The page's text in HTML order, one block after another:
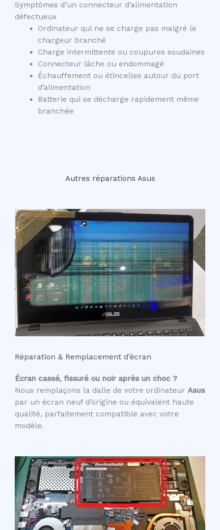
Symptômes d’un connecteur d’alimentation
défectueux
Ordinateur qui ne se charge pas malgré le
chargeur branché
Charge intermittente ou coupures soudaines
Connecteur lâche ou endommagé
Échauffement ou étincelles autour du port
d’alimentation
Batterie qui se décharge rapidement même
branchée
Autres réparations Asus
Réparation & Remplacement d’écran
Écran cassé, fissuré ou noir après un choc ?
Nous remplaçons la dalle de votre ordinateur Asus
par un écran neuf d’origine ou équivalent haute
qualité, parfaitement compatible avec votre
modèle.